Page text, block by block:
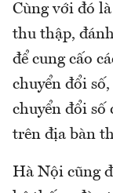
Cùng với đó
thu thập,
để cung cấo
chuyển đổi
chuyển đổi số
trên địa bàn
Hà Nội cũng